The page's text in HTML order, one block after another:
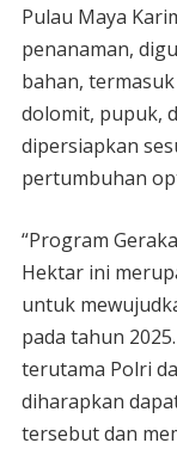
Pulau Maya
penanaman,
bahan,
dolomit, pupuk,
dipersiapkan
pertumbuhan
“Program
Hektar ini
untuk
pada tahun
terutama Polri
diharapkan
tersebut dan